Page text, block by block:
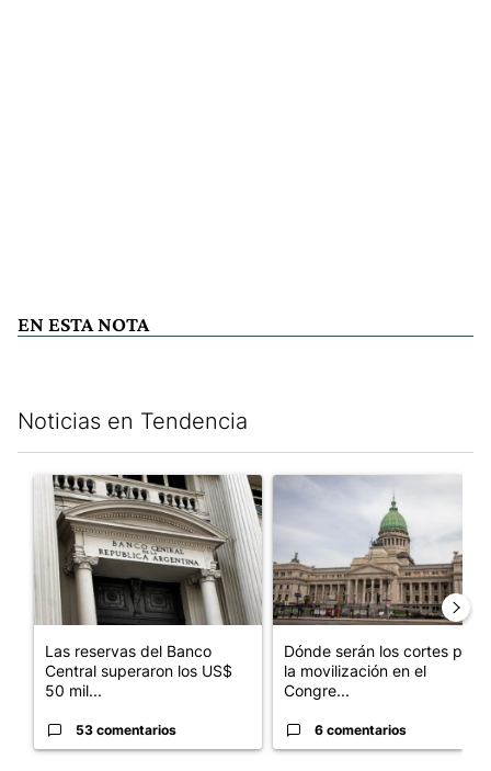
EN ESTA NOTA
Noticias en Tendencia
Un artículo de tendencia con el título "Las reservas del Banco
Las reservas del Banco
Central superaron los US$
50 mil...
53 comentarios
Un artículo de tendencia
Dónde serán los cortes por
la movilización en el
Congre...
6 comentarios